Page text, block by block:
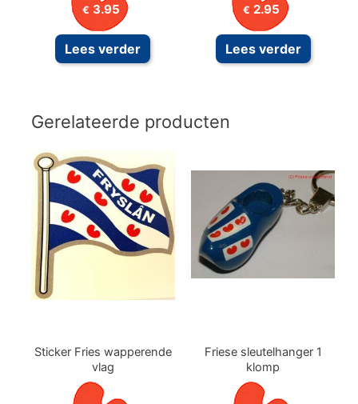
€ 3.95
Lees verder
€ 2.95
Lees verder
Gerelateerde producten
Sticker Fries wapperende
vlag
Friese sleutelhanger 1
klomp